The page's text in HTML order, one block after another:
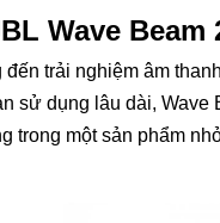
Wave
đến trải nghiệm âm
sử dụng lâu dài,
trong một sản phẩm